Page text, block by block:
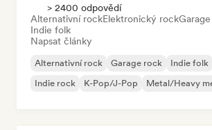
> 2400 odpovědí
Alternativní rockElektronický rock
Indie folk
Napsat články
Alternativní rock Garage rock Indie folk
Indie rock
K-Pop/J-Pop Metal/Heavy